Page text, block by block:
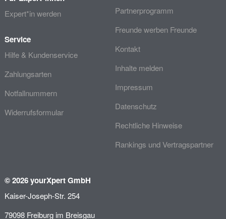
Expert*in werden
Service
Hilfe & Kundenservice
Zahlungsarten
Notfallnummern
Widerrufsformular
Partnerprogramm
Freunde werben Freunde
Kontakt
Inhalte melden
Impressum
Datenschutz
Rechtliche Hinweise
Rankings und Vertragspartner
© 2026 yourXpert GmbH
Kaiser-Joseph-Str. 254
79098 Freiburg im Breisgau